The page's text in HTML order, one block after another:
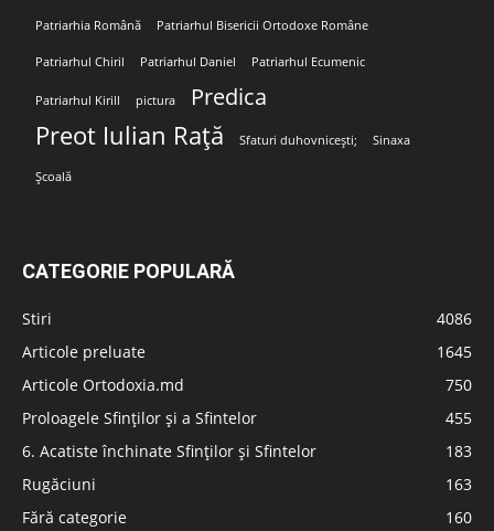
Patriarhia Română Patriarhul Bisericii Ortodoxe Române
Patriarhul Chiril Patriarhul Daniel Patriarhul Ecumenic
Patriarhul Kirill pictura Predica
Preot Iulian Rață Sfaturi duhovnicești; Sinaxa
Școală
CATEGORIE POPULARĂ
Stiri
4086
Articole preluate
1645
Articole Ortodoxia.md
750
Proloagele Sfinților și a Sfintelor
455
6. Acatiste închinate Sfinților și Sfintelor
183
Rugăciuni
163
Fără categorie
160